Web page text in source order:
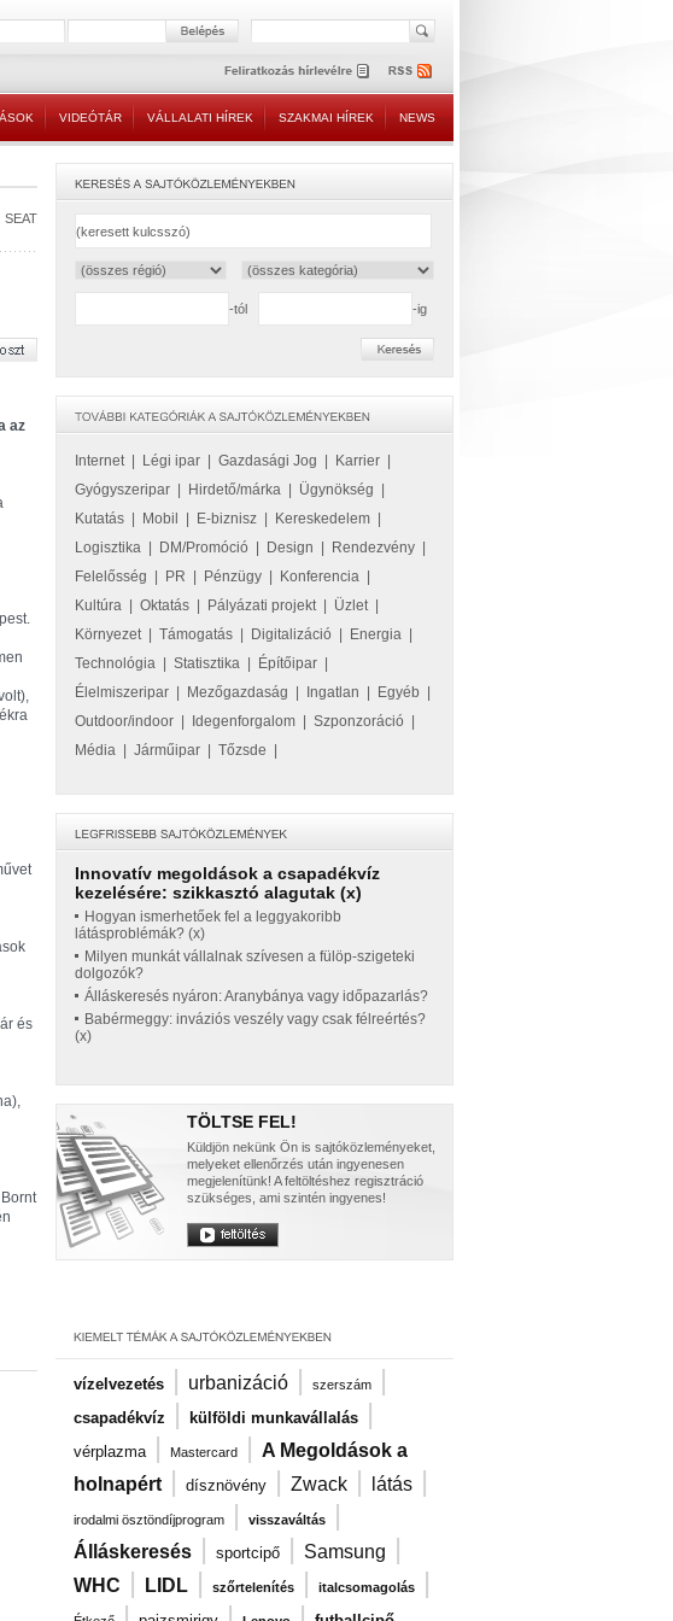
VIDEÓTÁR VÁLLALATI HÍREK SZAKMAI HÍREK NEWS
SEAT
az
és
-tól -ig
Internet| Légi ipar Gazdasági Jog Karrier
Gyógyszeripar
Hirdető/márka Ügynökség
Kutatás
Mobil E-biznisz Kereskedelem
Logisztika
DM/Promóció Design Rendezvény
Felelősség
PR Pénzügy Konferencia
Kultúra
Oktatás Pályázati projekt| Üzlet|
Környezet| Támogatás Digitalizáció Energia
Technológia
Statisztika Építőipar
Élelmiszeripar
Mezőgazdaság Ingatlan Egyéb
Outdoor/indoor
Idegenforgalom Szponzoráció
Média
Járműipar Tőzsde
Innovatív megoldások a csapadékvíz
kezelésére: szikkasztó alagutak (x)
Hogyan ismerhetőek fel a leggyakoribb
látásproblémák? (x)
Milyen munkát vállalnak szívesen a fülöp-szigeteki
dolgozók?
Álláskeresés nyáron: Aranybánya vagy időpazarlás?
Babérmeggy: inváziós veszély vagy csak félreértés?
(x)
TÖLTSE FEL!
Küldjön nekünk Ön is sajtóközleményeket,
melyeket ellenőrzés után ingyenesen
megjelenítünk! A feltöltéshez regisztráció
szükséges, ami szintén ingyenes!
vízelvezetés | urbanizáció | szerszám |
csapadékvíz | külföldi munkavállalás |
vérplazma | Mastercard | A Megoldások a
holnapért | dísznövény | Zwack | látás |
irodalmi ösztöndíjprogram | visszaváltás |
Álláskeresés | sportcipő | Samsung |
WHC | LIDL | szőrtelenítés | italcsomagolás |